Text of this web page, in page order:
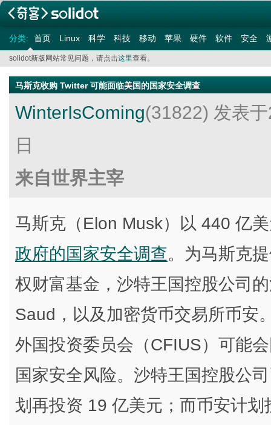
分类: 首页 Linux 科学 科技 移动 苹果 硬件 软件 安全
solidot新版网站常见问题，请点击这里查看。
马斯克收购 Twitter 可能面临美国的国家安全调查
WinterIsComing(31822) 发表
日
来自世界主宰
马斯克（Elon Musk）以 440 亿
政府的国家安全调查。为马斯克
权财富基金，沙特王国控股公司
Saud，以及加密货币交易所币安
外国投资委员会（CFIUS）可能
国家安全风险。沙特王国控股公
划再投资 19 亿美元；而币安计